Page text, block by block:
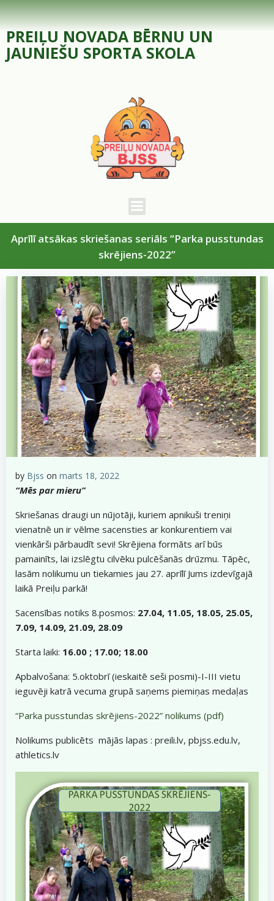
Skip
to
content
PREIĻU NOVADA BĒRNU UN
JAUNIEŠU SPORTA SKOLA
Aprīlī atsākas skriešanas seriāls “Parka pusstundas
skrējiens-2022”
by Bjss on marts 18, 2022
“Mēs par mieru”
Skriešanas draugi un nūjotāji, kuriem apnikuši treniņi
vienatnē un ir vēlme sacensties ar konkurentiem vai
vienkārši pārbaudīt sevi! Skrējiena formāts arī būs
pamainīts, lai izslēgtu cilvēku pulcēšanās drūzmu. Tāpēc,
lasām nolikumu un tiekamies jau 27. aprīlī Jums izdevīgajā
laikā Preiļu parkā!
Sacensības notiks 8.posmos: 27.04, 11.05, 18.05, 25.05,
7.09, 14.09, 21.09, 28.09
Starta laiki: 16.00 ; 17.00; 18.00
Apbalvošana: 5.oktobrī (ieskaitē seši posmi)-I-III vietu
ieguvēji katrā vecuma grupā saņems piemiņas medaļas
“Parka pusstundas skrējiens-2022” nolikums (pdf)
Nolikums publicēts mājās lapas : preili.lv, pbjss.edu.lv,
athletics.lv